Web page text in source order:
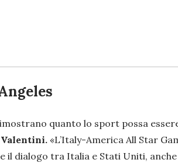
quanto lo sport possa
«L’Italy-America All Star
dialogo tra Italia e Stati Uniti,